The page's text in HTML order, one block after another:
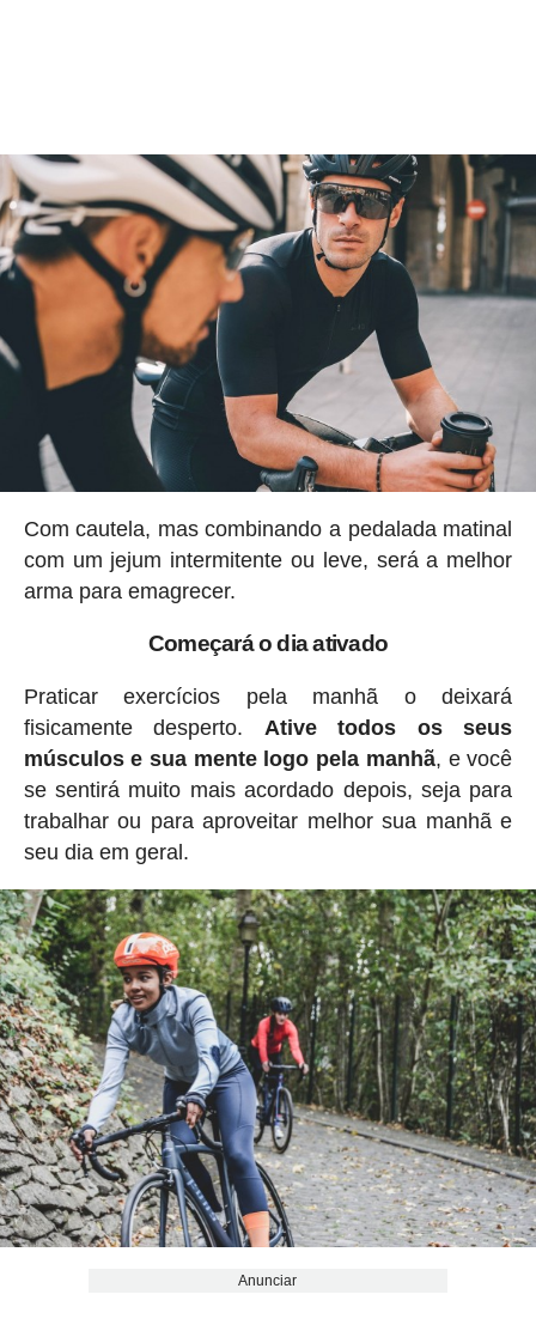
Com cautela, mas combinando a pedalada matinal
com um jejum intermitente ou leve, será a melhor
arma para emagrecer.
Começará o dia ativado
Praticar exercícios pela manhã o deixará
fisicamente desperto. Ative todos os seus
músculos e sua mente logo pela manhã, e você
se sentirá muito mais acordado depois, seja para
trabalhar ou para aproveitar melhor sua manhã e
seu dia em geral.
Anunciar